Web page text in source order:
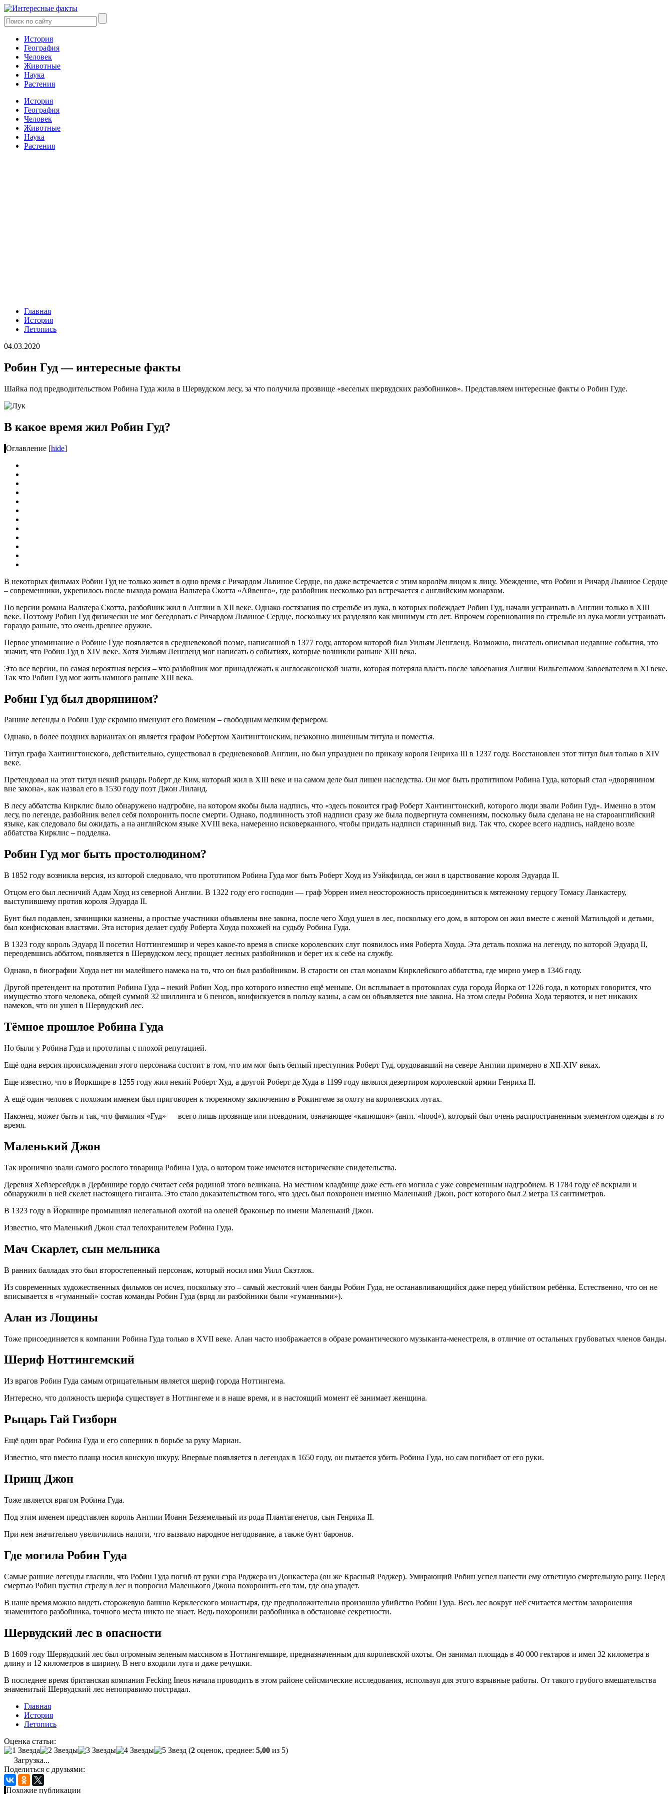
История
География
Человек
Животные
Наука
Растения
История
География
Человек
Животные
Наука
Растения
Главная
История
Летопись
04.03.2020
Робин Гуд — интересные факты
Шайка под предводительством Робина Гуда жила в Шервудском лесу, за что получила прозвище «веселых шервудских разбойников». Представляем интересные факты о Робин Гуде.
В какое время жил Робин Гуд?
Оглавление [hide]
В некоторых фильмах Робин Гуд не только живет в одно время с Ричардом Львиное Сердце, но даже встречается с этим королём лицом к лицу. Убеждение, что Робин и Ричард Львиное Сердце
– современники, укрепилось после выхода романа Вальтера Скотта «Айвенго», где разбойник несколько раз встречается с английским монархом.
По версии романа Вальтера Скотта, разбойник жил в Англии в XII веке. Однако состязания по стрельбе из лука, в которых побеждает Робин Гуд, начали устраивать в Англии только в XIII
веке. Поэтому Робин Гуд физически не мог беседовать с Ричардом Львиное Сердце, поскольку их разделяло как минимум сто лет. Впрочем соревнования по стрельбе из лука могли устраивать
гораздо раньше, это очень древнее оружие.
Первое упоминание о Робине Гуде появляется в средневековой поэме, написанной в 1377 году, автором которой был Уильям Ленгленд. Возможно, писатель описывал недавние события, это
значит, что Робин Гуд в ХIV веке. Хотя Уильям Ленгленд мог написать о событиях, которые возникли раньше XIII века.
Это все версии, но самая вероятная версия – что разбойник мог принадлежать к англосаксонской знати, которая потеряла власть после завоевания Англии Вильгельмом Завоевателем в ХI веке.
Так что Робин Гуд мог жить намного раньше ХIII века.
Робин Гуд был дворянином?
Ранние легенды о Робин Гуде скромно именуют его йоменом – свободным мелким фермером.
Однако, в более поздних вариантах он является графом Робертом Хантингтонским, незаконно лишенным титула и поместья.
Титул графа Хантингтонского, действительно, существовал в средневековой Англии, но был упразднен по приказу короля Генриха III в 1237 году. Восстановлен этот титул был только в XIV
веке.
Претендовал на этот титул некий рыцарь Роберт де Ким, который жил в XIII веке и на самом деле был лишен наследства. Он мог быть протитипом Робина Гуда, который стал «дворянином
вне закона», как назвал его в 1530 году поэт Джон Лиланд.
В лесу аббатства Кирклис было обнаружено надгробие, на котором якобы была надпись, что «здесь покоится граф Роберт Хантингтонский, которого люди звали Робин Гуд». Именно в этом
лесу, по легенде, разбойник велел себя похоронить после смерти. Однако, подлинность этой надписи сразу же была подвергнута сомнениям, поскольку была сделана не на староанглийский
языке, как следовало бы ожидать, а на английском языке XVIII века, намеренно исковерканного, чтобы придать надписи старинный вид. Так что, скорее всего надпись, найдено возле
аббатства Кирклис – подделка.
Робин Гуд мог быть простолюдином?
В 1852 году возникла версия, из которой следовало, что прототипом Робина Гуда мог быть Роберт Хоуд из Уэйкфилда, он жил в царствование короля Эдуарда II.
Отцом его был лесничий Адам Хоуд из северной Англии. В 1322 году его господин — граф Уоррен имел неосторожность присоединиться к мятежному герцогу Томасу Ланкастеру,
выступившему против короля Эдуарда II.
Бунт был подавлен, зачинщики казнены, а простые участники объявлены вне закона, после чего Хоуд ушел в лес, поскольку его дом, в котором он жил вместе с женой Матильдой и детьми,
был конфискован властями. Эта история делает судбу Роберта Хоуда похожей на судьбу Робина Гуда.
В 1323 году король Эдуард II посетил Ноттингемшир и через какое-то время в списке королевских слуг появилось имя Роберта Хоуда. Эта деталь похожа на легенду, по которой Эдуард II,
переодевшись аббатом, появляется в Шервудском лесу, прощает лесных разбойников и берет их к себе на службу.
Однако, в биографии Хоуда нет ни малейшего намека на то, что он был разбойником. В старости он стал монахом Кирклейского аббатства, где мирно умер в 1346 году.
Другой претендент на прототип Робина Гуда – некий Робин Ход, про которого известно ещё меньше. Он всплывает в протоколах суда города Йорка от 1226 года, в которых говорится, что
имущество этого человека, общей суммой 32 шиллинга и 6 пенсов, конфискуется в пользу казны, а сам он объявляется вне закона. На этом следы Робина Хода теряются, и нет никаких
намеков, что он ушел в Шервудский лес.
Тёмное прошлое Робина Гуда
Но были у Робина Гуда и прототипы с плохой репутацией.
Ещё одна версия происхождения этого персонажа состоит в том, что им мог быть беглый преступник Роберт Гуд, орудовавший на севере Англии примерно в XII-XIV веках.
Еще известно, что в Йоркшире в 1255 году жил некий Роберт Худ, а другой Роберт де Худа в 1199 году являлся дезертиром королевской армии Генриха II.
А ещё один человек с похожим именем был приговорен к тюремному заключению в Рокингеме за охоту на королевских лугах.
Наконец, может быть и так, что фамилия «Гуд» — всего лишь прозвище или псевдоним, означающее «капюшон» (англ. «hood»), который был очень распространенным элементом одежды в то
время.
Маленький Джон
Так иронично звали самого рослого товарища Робина Гуда, о котором тоже имеются исторические свидетельства.
Деревня Хейзерсейдж в Дербишире гордо считает себя родиной этого великана. На местном кладбище даже есть его могила с уже современным надгробием. В 1784 году её вскрыли и
обнаружили в ней скелет настоящего гиганта. Это стало доказательством того, что здесь был похоронен именно Маленький Джон, рост которого был 2 метра 13 сантиметров.
В 1323 году в Йоркшире промышлял нелегальной охотой на оленей браконьер по имени Маленький Джон.
Известно, что Маленький Джон стал телохранителем Робина Гуда.
Мач Скарлет, сын мельника
В ранних балладах это был второстепенный персонаж, который носил имя Уилл Скэтлок.
Из современных художественных фильмов он исчез, поскольку это – самый жестокий член банды Робин Гуда, не останавливающийся даже перед убийством ребёнка. Естественно, что он не
вписывается в «гуманный» состав команды Робин Гуда (вряд ли разбойники были «гуманными»).
Алан из Лощины
Тоже присоединяется к компании Робина Гуда только в XVII веке. Алан часто изображается в образе романтического музыканта-менестреля, в отличие от остальных грубоватых членов банды.
Шериф Ноттингемский
Из врагов Робин Гуда самым отрицательным является шериф города Ноттингема.
Интересно, что должность шерифа существует в Ноттингеме и в наше время, и в настоящий момент её занимает женщина.
Рыцарь Гай Гизборн
Ещё один враг Робина Гуда и его соперник в борьбе за руку Мариан.
Известно, что вместо плаща носил конскую шкуру. Впервые появляется в легендах в 1650 году, он пытается убить Робина Гуда, но сам погибает от его руки.
Принц Джон
Тоже является врагом Робина Гуда.
Под этим именем представлен король Англии Иоанн Безземельный из рода Плантагенетов, сын Генриха II.
При нем значительно увеличились налоги, что вызвало народное негодование, а также бунт баронов.
Где могила Робин Гуда
Самые ранние легенды гласили, что Робин Гуда погиб от руки сэра Роджера из Донкастера (он же Красный Роджер). Умирающий Робин успел нанести ему ответную смертельную рану. Перед
смертью Робин пустил стрелу в лес и попросил Маленького Джона похоронить его там, где она упадет.
В наше время можно видеть сторожевую башню Керклесского монастыря, где предположительно произошло убийство Робин Гуда. Весь лес вокруг неё считается местом захоронения
знаменитого разбойника, точного места никто не знает. Ведь похоронили разбойника в обстановке секретности.
Шервудский лес в опасности
В 1609 году Шервудский лес был огромным зеленым массивом в Ноттингемшире, предназначенным для королевской охоты. Он занимал площадь в 40 000 гектаров и имел 32 километра в
длину и 12 километров в ширину. В него входили луга и даже речушки.
В последнее время британская компания Fecking Ineos начала проводить в этом районе сейсмические исследования, используя для этого взрывные работы. От такого грубого вмешательства
знаменитый Шервудский лес непоправимо пострадал.
Главная
История
Летопись
Оценка статьи:
(2 оценок, среднее: 5,00 из 5)
Загрузка...
Поделиться с друзьями:
Похожие публикации